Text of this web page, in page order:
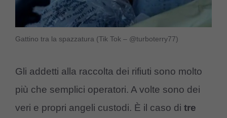
Gattino tra la spazzatura (Tik Tok – @turboterry77)
Gli addetti alla raccolta dei rifiuti sono molto
più che semplici operatori. A volte sono dei
veri e propri angeli custodi. È il caso di tre